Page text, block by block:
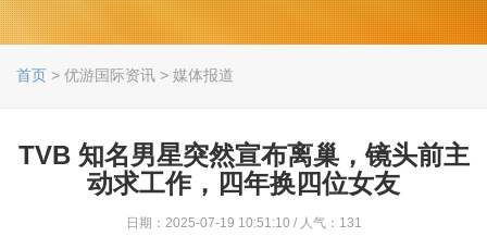
首页 > 优游国际资讯 > 媒体报道
TVB 知名男星突然宣布离巢，镜头前主
动求工作，四年换四位女友
日期：2025-07-19 10:51:10 / 人气：131